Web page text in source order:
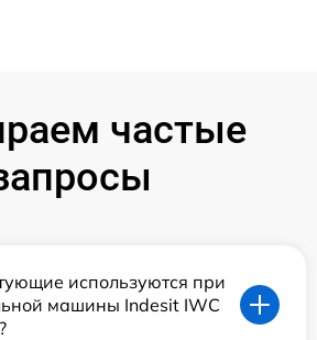
частые
используются при
машины Indesit IWC